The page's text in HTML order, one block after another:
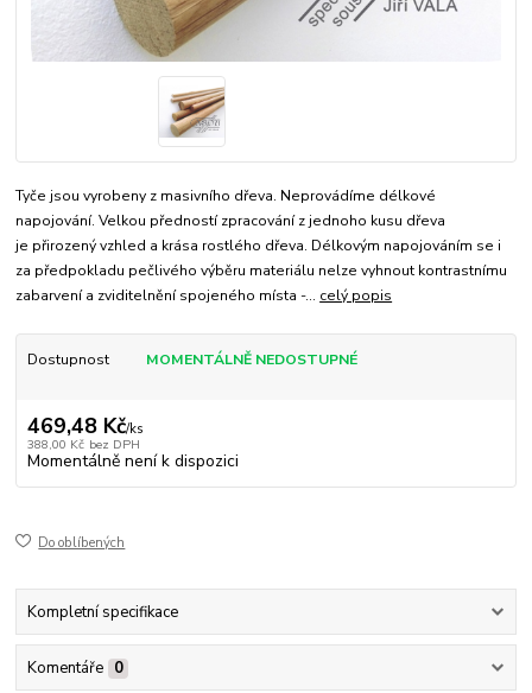
Tyče jsou vyrobeny z masivního dřeva. Neprovádíme délkové
napojování. Velkou předností zpracování z jednoho kusu dřeva
je přirozený vzhled a krása rostlého dřeva. Délkovým napojováním se i
za předpokladu pečlivého výběru materiálu nelze vyhnout kontrastnímu
zabarvení a zviditelnění spojeného místa -... celý popis
Dostupnost MOMENTÁLNĚ NEDOSTUPNÉ
469,48 Kč/ks
388,00 Kč bez DPH
Momentálně není k dispozici
Do oblíbených
Kompletní specifikace
Komentáře 0